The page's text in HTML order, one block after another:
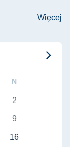
Więcej
N
2
9
16